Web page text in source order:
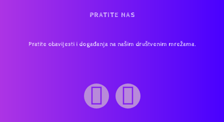
PRATITE NAS
Pratite obavijesti i događanja na našim društvenim mrežama.